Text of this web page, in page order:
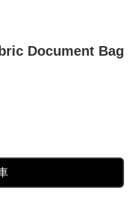
Document Bag